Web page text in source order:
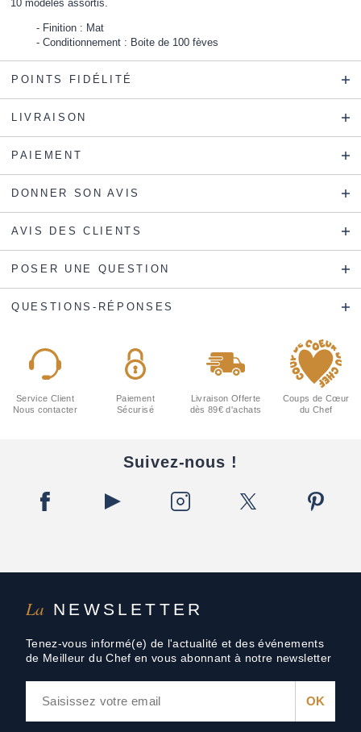
10 modèles assortis.
Finition : Mat
Conditionnement : Boite de 100 fèves
POINTS FIDÉLITÉ
LIVRAISON
PAIEMENT
DONNER SON AVIS
AVIS DES CLIENTS
POSER UNE QUESTION
QUESTIONS-RÉPONSES
La NEWSLETTER
Tenez-vous informé(e) de l'actualité et des événements
de Meilleur du Chef en vous abonnant à notre newsletter
Service Client
Nous contacter
Paiement
Sécurisé
Livraison Offerte
dès 89€ d'achats
Coups de Cœur
du Chef
Suivez-nous !